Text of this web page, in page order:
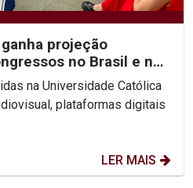
projeção
no Brasil e no
na Universidade Católica
plataformas digitais
LER MAIS